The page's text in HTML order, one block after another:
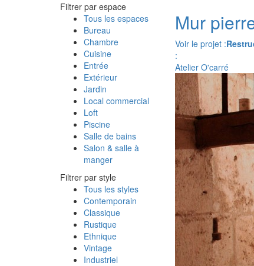
Filtrer par espace
Tous les espaces
Bureau
Chambre
Cuisine
Entrée
Extérieur
Jardin
Local commercial
Loft
Piscine
Salle de bains
Salon & salle à
manger
Filtrer par style
Tous les styles
Contemporain
Classique
Rustique
Ethnique
Vintage
Industriel
Mur
Voir le projet :
:
Atelier O'carré